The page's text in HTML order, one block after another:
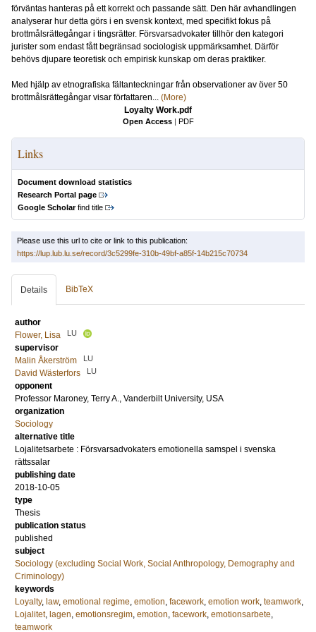
förväntas hanteras på ett korrekt och passande sätt. Den här avhandlingen
analyserar hur detta görs i en svensk kontext, med specifikt fokus på
brottmålsrättegångar i tingsrätter. Försvarsadvokater tillhör den kategori
jurister som endast fått begränsad sociologisk uppmärksamhet. Därför
behövs djupare teoretisk och empirisk kunskap om deras praktiker.
Med hjälp av etnografiska fältanteckningar från observationer av över 50
brottmålsrättegångar visar författaren... (More)
Loyalty Work.pdf
Open Access | PDF
Links
Document download statistics
Research Portal page
Google Scholarfind title
Please use this url to cite or link to this publication:
https://lup.lub.lu.se/record/3c5299fe-310b-49bf-a85f-14b215c70734
Details BibTeX
author
Flower, Lisa
LU
supervisor
Malin Åkerström
LU
David Wästerfors LU
opponent
Professor Maroney, Terry A., Vanderbilt University, USA
organization
Sociology
alternative title
Lojalitetsarbete : Försvarsadvokaters emotionella samspel i svenska
rättssalar
publishing date
2018-10-05
type
Thesis
publication status
published
subject
Sociology (excluding Social Work, Social Anthropology, Demography and
Criminology)
keywords
Loyalty, law, emotional regime, emotion, facework, emotion work, teamwork,
Lojalitet, lagen, emotionsregim, emotion, facework, emotionsarbete,
teamwork